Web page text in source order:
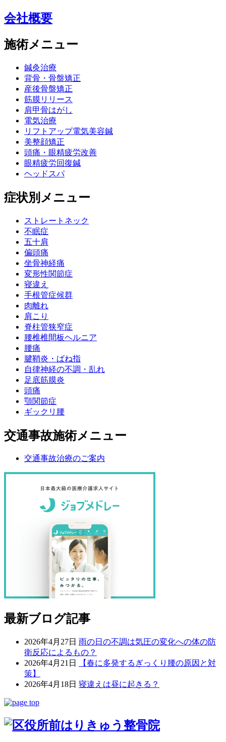
会社概要
施術メニュー
鍼灸治療
背骨・骨盤矯正
産後骨盤矯正
筋膜リリース
肩甲骨はがし
電気治療
リフトアップ電気美容鍼
美整顔矯正
頭痛・眼精疲労改善
眼精疲労回復鍼
ヘッドスパ
症状別メニュー
ストレートネック
不眠症
五十肩
偏頭痛
坐骨神経痛
変形性関節症
寝違え
手根管症候群
肉離れ
肩こり
脊柱管狭窄症
腰椎椎間板ヘルニア
腰痛
腱鞘炎・ばね指
自律神経の不調・乱れ
足底筋膜炎
頭痛
顎関節症
ギックリ腰
交通事故施術メニュー
交通事故治療のご案内
最新ブログ記事
2026年4月27日 雨の日の不調は気圧の変化への体の防
衛反応によるもの？
2026年4月21日
【春に多発するぎっくり腰の原因と対
策】
2026年4月18日 寝違えは昼に起きる？